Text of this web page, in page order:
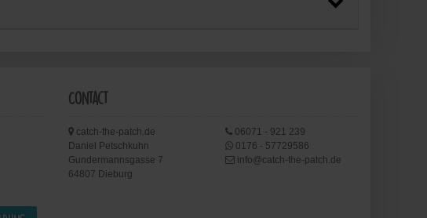
Contact
catch-the-patch.de
Daniel Petschkuhn
Gundermannsgasse 7
64807 Dieburg
06071 - 921 239
0176 - 57729586
info@catch-the-patch.de